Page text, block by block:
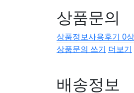
상품문의
상품정보사용후기 0
상품문의 쓰기 더보기
배송정보